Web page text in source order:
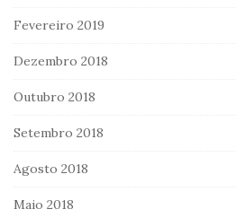
Fevereiro 2019
Dezembro 2018
Outubro 2018
Setembro 2018
Agosto 2018
Maio 2018